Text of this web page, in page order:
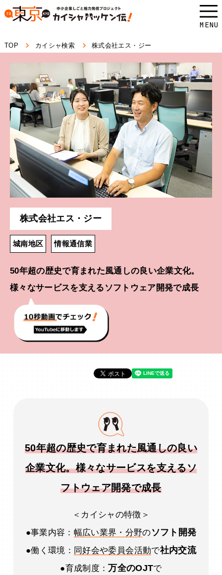
本
ス
す。
MENU
TOP カイシャ検索 株式会社エス・ジー
株式会社エス・ジー
城南地区 情報通信業
50年超の歴史で育まれた風通しの良い企業文化。
様々なサービスを支えるソフトウェア開発で成長
50年超の歴史で育まれた風通しの良い
企業文化。様々なサービスを支えるソ
フトウェア開発で成長
＜カイシャの特徴＞
●事業内容： 幅広い業界・分野のソフト開発
●働く環境： 同好会や委員会活動で社内交流
●育成制度： 万全のOJTで